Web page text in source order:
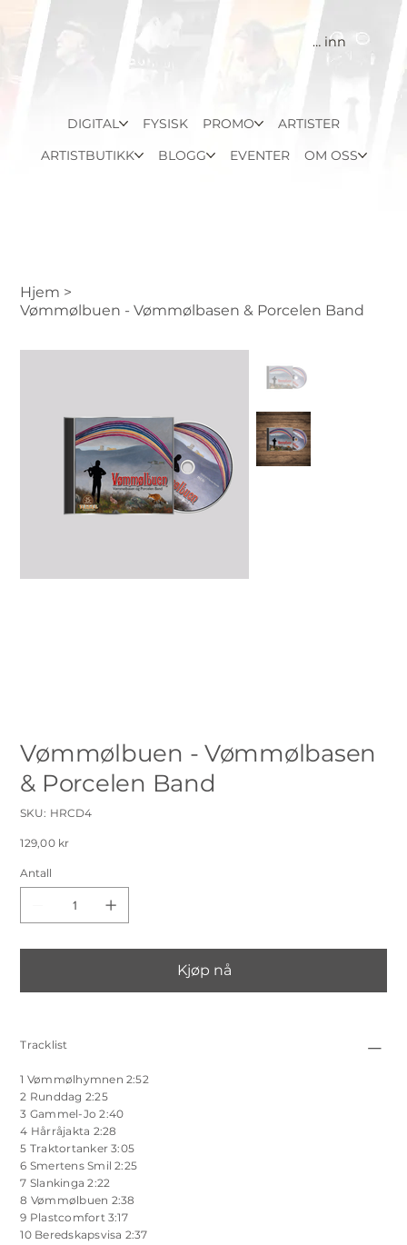
Logg inn
DIGITAL FYSISK PROMO
ARTISTER
ARTISTBUTIKK
BLOGG EVENTER OM OSS
Hjem >
Vømmølbuen - Vømmølbasen & Porcelen Band
Vømmølbuen - Vømmølbasen
& Porcelen Band
SKU: SKU
HRCD4
HRCD4
Salgspris
129,00 kr
Antall
Kjøp nå
Tracklist
1 Vømmølhymnen 2:52
2 Runddag 2:25
3 Gammel-Jo 2:40
4 Hårråjakta 2:28
5 Traktortanker 3:05
6 Smertens Smil 2:25
7 Slankinga 2:22
8 Vømmølbuen 2:38
9 Plastcomfort 3:17
10 Beredskapsvisa 2:37